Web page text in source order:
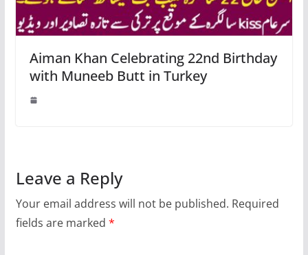
Aiman Khan Celebrating 22nd Birthday
with Muneeb Butt in Turkey
Leave a Reply
Your email address will not be published. Required
fields are marked *